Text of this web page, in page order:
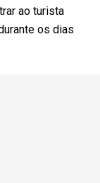
ao turista
os dias